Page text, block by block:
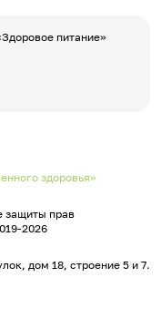
питание»
здоровья»
защиты прав
2026
дом 18, строение 5 и 7.